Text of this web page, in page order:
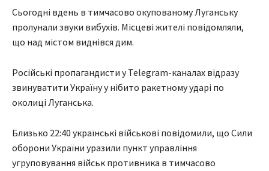
Сьогодні вдень в тимчасово окупованому Луганську
пролунали звуки вибухів. Місцеві жителі повідомляли,
що над містом виднівся дим.
Російські пропагандисти у Telegram-каналах відразу
звинуватити Україну у нібито ракетному ударі по
околиці Луганська.
Близько 22:40 українські військові повідомили, що Сили
оборони України уразили пункт управління
угруповування військ противника в тимчасово